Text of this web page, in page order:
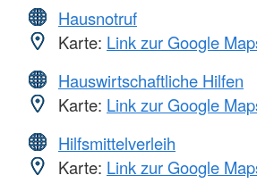
Hausnotruf
Karte: Link zur Google
Hauswirtschaftliche Hilfen
Karte: Link zur Google
Hilfsmittelverleih
Karte: Link zur Google